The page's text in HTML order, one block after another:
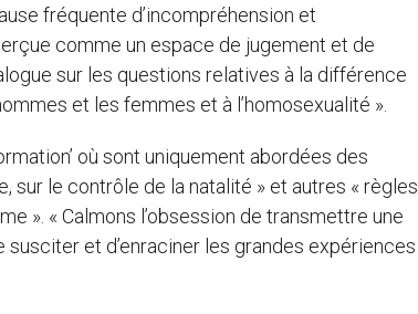
fréquente d’incompréhension et
comme un espace de jugement et de
sur les questions relatives à la différence
et les femmes et à l’homosexualité ».
où sont uniquement abordées des
sur le contrôle de la natalité » et autres « règles
». « Calmons l’obsession de transmettre une
et d’enraciner les grandes expériences